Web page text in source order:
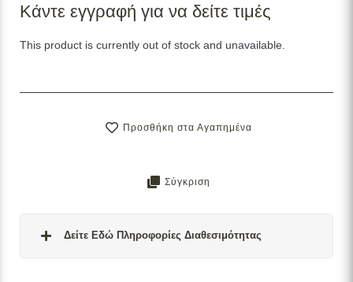
Κάντε εγγραφή για να δείτε τιμές
This product is currently out of stock and unavailable.
Προσθήκη στα Αγαπημένα
Σύγκριση
Δείτε Εδώ Πληροφορίες Διαθεσιμότητας